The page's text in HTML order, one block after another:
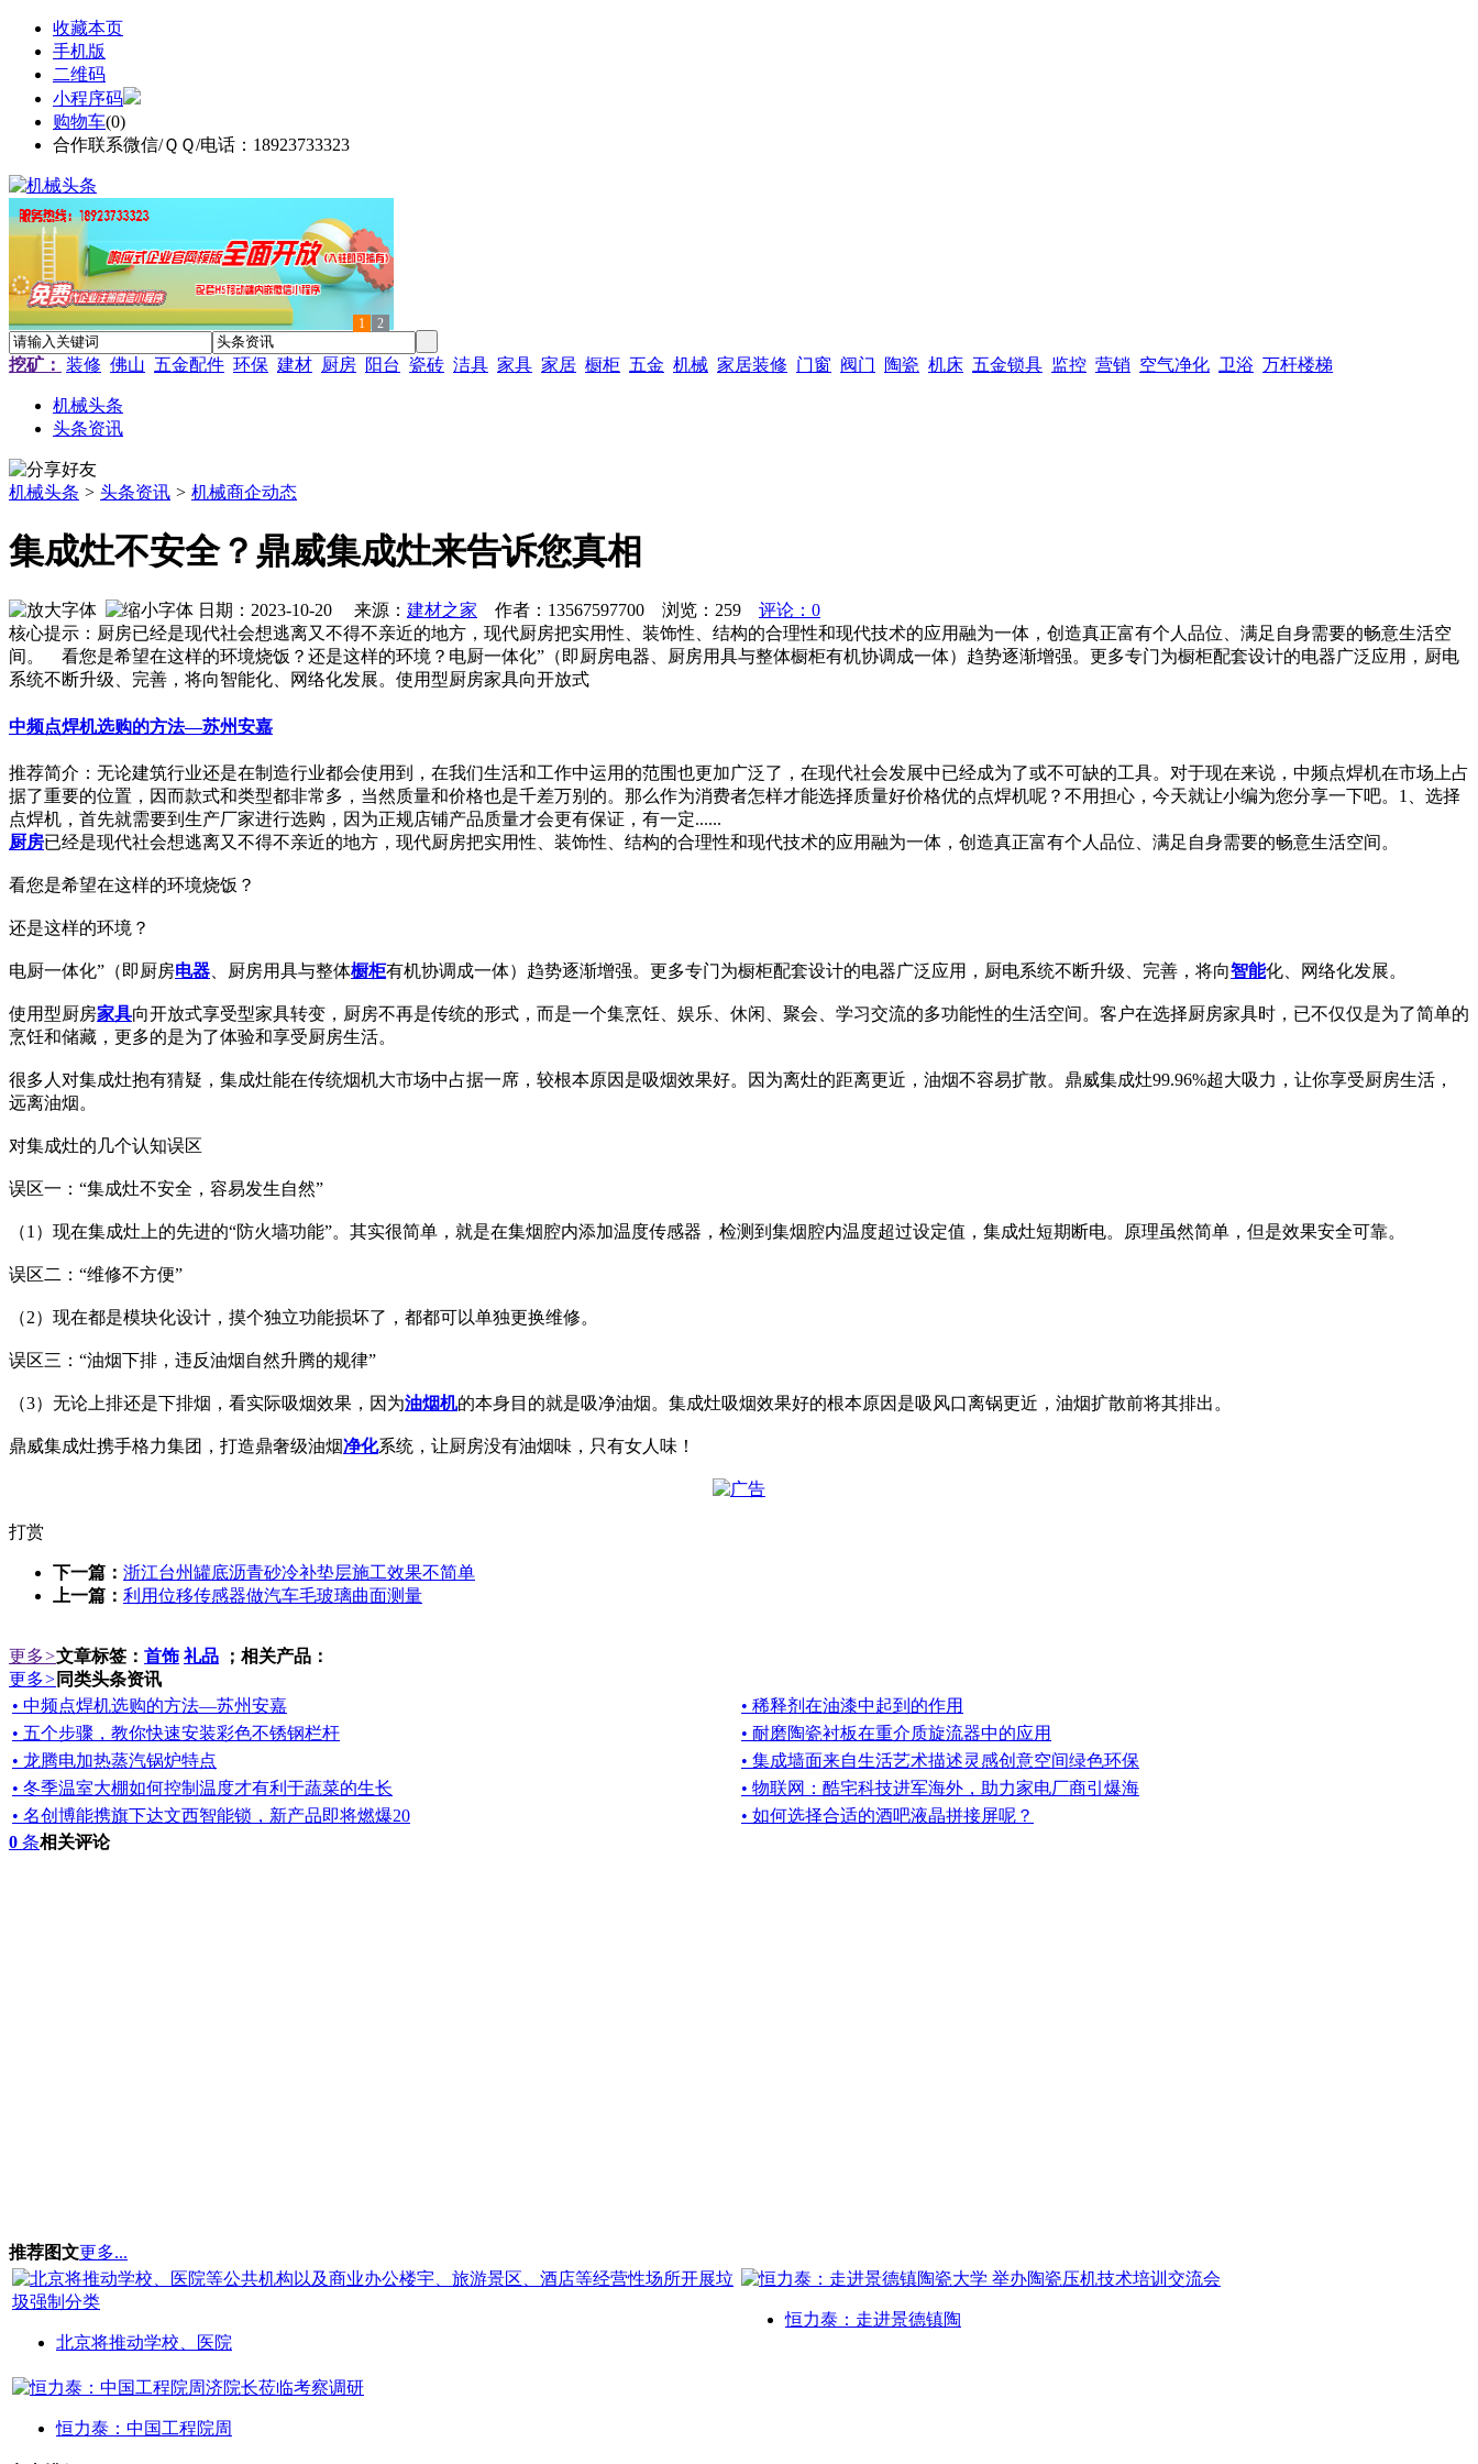
收藏本页
手机版
二维码
小程序码
购物车(0)
合作联系微信/ＱＱ/电话：18923733323
1 2
挖矿： 装修 佛山 五金配件 环保 建材 厨房 阳台 瓷砖 洁具 家具 家居 橱柜 五金 机械 家居装修 门窗 阀门 陶瓷 机床 五金锁具 监控 营销 空气净化 卫浴 万杆楼梯
机械头条
头条资讯
机械头条 > 头条资讯 > 机械商企动态
集成灶不安全？鼎威集成灶来告诉您真相
日期：2023-10-20 来源： 建材之家 作者：13567597700 浏览： 259
评论：0
核心提示：厨房已经是现代社会想逃离又不得不亲近的地方，现代厨房把实用性、装饰性、结构的合理性和现代技术的应用融为一体，创造真正富有个人品位、满足自身需要的畅意生活空
间。 看您是希望在这样的环境烧饭？还是这样的环境？电厨一体化”（即厨房电器、厨房用具与整体橱柜有机协调成一体）趋势逐渐增强。更多专门为橱柜配套设计的电器广泛应用，厨电
系统不断升级、完善，将向智能化、网络化发展。使用型厨房家具向开放式
中频点焊机选购的方法—苏州安嘉
推荐简介：无论建筑行业还是在制造行业都会使用到，在我们生活和工作中运用的范围也更加广泛了，在现代社会发展中已经成为了或不可缺的工具。对于现在来说，中频点焊机在市场上占
据了重要的位置，因而款式和类型都非常多，当然质量和价格也是千差万别的。那么作为消费者怎样才能选择质量好价格优的点焊机呢？不用担心，今天就让小编为您分享一下吧。1、选择
点焊机，首先就需要到生产厂家进行选购，因为正规店铺产品质量才会更有保证，有一定......
厨房已经是现代社会想逃离又不得不亲近的地方，现代厨房把实用性、装饰性、结构的合理性和现代技术的应用融为一体，创造真正富有个人品位、满足自身需要的畅意生活空间。
看您是希望在这样的环境烧饭？
还是这样的环境？
电厨一体化”（即厨房电器 、厨房用具与整体橱柜有机协调成一体）趋势逐渐增强。更多专门为橱柜配套设计的电器广泛应用，厨电系统不断升级、完善，将向智能化、网络化发展。
使用型厨房家具向开放式享受型家具转变，厨房不再是传统的形式，而是一个集烹饪、娱乐、休闲、聚会、学习交流的多功能性的生活空间。客户在选择厨房家具时，已不仅仅是为了简单的
烹饪和储藏，更多的是为了体验和享受厨房生活。
很多人对集成灶抱有猜疑，集成灶能在传统烟机大市场中占据一席，较根本原因是吸烟效果好。因为离灶的距离更近，油烟不容易扩散。鼎威集成灶99.96%超大吸力，让你享受厨房生活，
远离油烟。
对集成灶的几个认知误区
误区一：“集成灶不安全，容易发生自然”
（1）现在集成灶上的先进的“防火墙功能”。其实很简单，就是在集烟腔内添加温度传感器，检测到集烟腔内温度超过设定值，集成灶短期断电。原理虽然简单，但是效果安全可靠。
误区二：“维修不方便”
（2）现在都是模块化设计，摸个独立功能损坏了，都都可以单独更换维修。
误区三：“油烟下排，违反油烟自然升腾的规律”
（3）无论上排还是下排烟，看实际吸烟效果，因为油烟机的本身目的就是吸净油烟。集成灶吸烟效果好的根本原因是吸风口离锅更近，油烟扩散前将其排出。
鼎威集成灶携手格力集团，打造鼎奢级油烟净化系统，让厨房没有油烟味，只有女人味！
打赏
下一篇： 浙江台州罐底沥青砂冷补垫层施工效果不简单
上一篇： 利用位移传感器做汽车毛玻璃曲面测量
更多>文章标签： 首饰 礼品 ；相关产品：
更多> 同类头条资讯
• 中频点焊机选购的方法—苏州安嘉
• 稀释剂在油漆中起到的作用
• 五个步骤，教你快速安装彩色不锈钢栏杆
• 耐磨陶瓷衬板在重介质旋流器中的应用
• 龙腾电加热蒸汽锅炉特点
• 集成墙面来自生活艺术描述灵感创意空间绿色环保
• 冬季温室大棚如何控制温度才有利于蔬菜的生长
• 物联网：酷宅科技进军海外，助力家电厂商引爆海
• 名创博能携旗下达文西智能锁，新产品即将燃爆20
• 如何选择合适的酒吧液晶拼接屏呢？
0 条相关评论
推荐图文更多...
北京将推动学校、医院
恒力泰：走进景德镇陶
恒力泰：中国工程院周